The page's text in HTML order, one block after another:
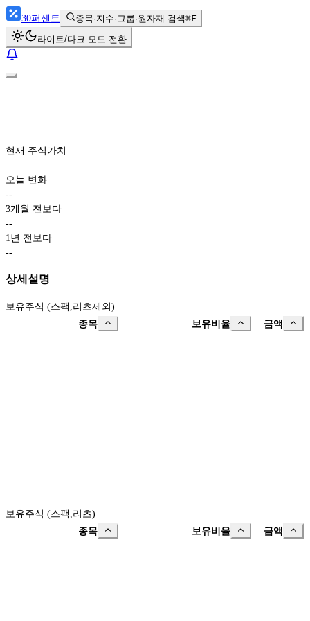
30퍼센트 종목·지수·그룹·원자재 검색⌘F
라이트/다크 모드 전환
현재 주식가치
오늘 변화
--
3개월 전보다
--
1년 전보다
--
상세설명
보유주식 (스팩,리츠제외)
종목
보유비율 금액
보유주식 (스팩,리츠)
종목
보유비율 금액